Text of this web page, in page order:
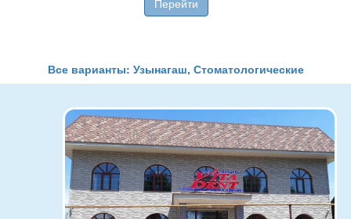
Перейти
Все варианты: Узынагаш, Стоматологические